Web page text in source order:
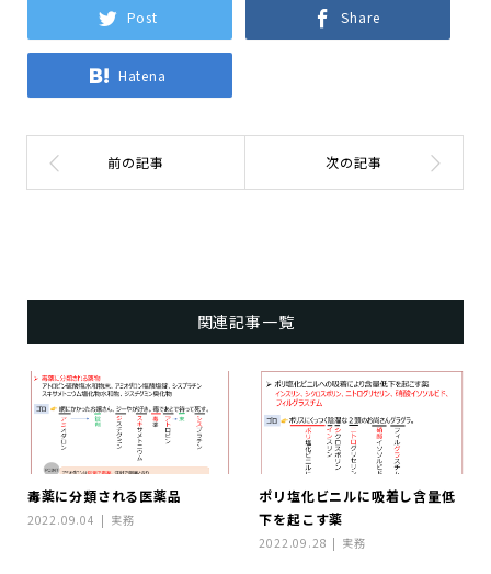
Post Share
Hatena
関連記事一覧
毒薬に分類される医薬品
2022.09.04 実務
ポリ塩化ビニルに吸着し含量低
下を起こす薬
2022.09.28 実務